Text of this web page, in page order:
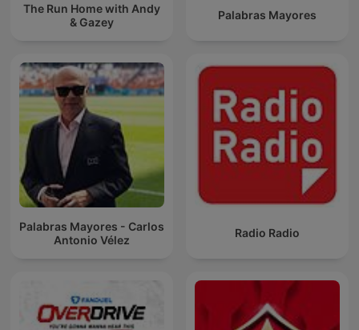
The Run Home with Andy
& Gazey
Palabras Mayores
Palabras Mayores - Carlos
Antonio Vélez
Radio Radio